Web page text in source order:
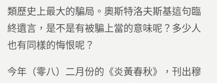
類歷史上最大的騙局。奧斯特洛夫斯基這句臨
終遺言，是不是有被騙上當的意味呢？多少人
也有同樣的悔恨呢？
今年（零八）二月份的《炎黃春秋》，刊出穆